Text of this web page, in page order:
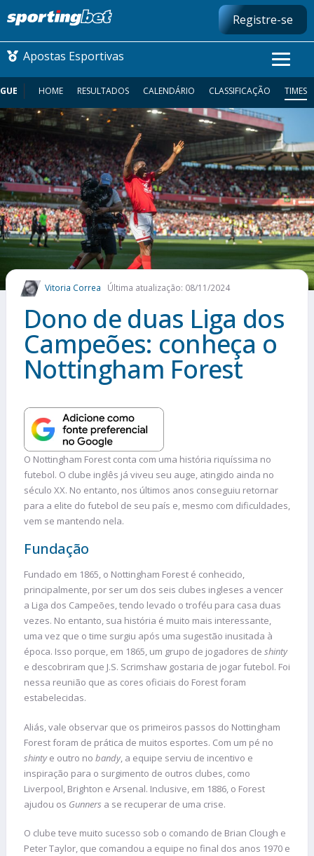
Registre-se
Apostas Esportivas
CONMEBOL LIBERTADORES
FUTEBOL NACIONAL
FUTEBOL INTERNACIONAL
COMO APOSTAR
MAIS ESPORTES
HOME RESULTADOS CALENDÁRIO CLASSIFICAÇÃO TIMES
Vitoria Correa Última atualização: 08/11/2024
Dono de duas Liga dos
Campeões: conheça o
Nottingham Forest
O Nottingham Forest conta com uma história riquíssima no
futebol. O clube inglês já viveu seu auge, atingido ainda no
século XX. No entanto, nos últimos anos conseguiu retornar
para a elite do futebol de seu país e, mesmo com dificuldades,
vem se mantendo nela.
Fundação
Fundado em 1865, o Nottingham Forest é conhecido,
principalmente, por ser um dos seis clubes ingleses a vencer
a Liga dos Campeões, tendo levado o troféu para casa duas
vezes. No entanto, sua história é muito mais interessante,
uma vez que o time surgiu após uma sugestão inusitada à
época. Isso porque, em 1865, um grupo de jogadores de shinty
e descobriram que J.S. Scrimshaw gostaria de jogar futebol. Foi
nessa reunião que as cores oficiais do Forest foram
estabelecidas.
Aliás, vale observar que os primeiros passos do Nottingham
Forest foram de prática de muitos esportes. Com um pé no
shintye outro no bandy, a equipe serviu de incentivo e
inspiração para o surgimento de outros clubes, como
Liverpool, Brighton e Arsenal. Inclusive, em 1886, o Forest
ajudou os Gunners a se recuperar de uma crise.
O clube teve muito sucesso sob o comando de Brian Clough e
Peter Taylor, que comandou a equipe no final dos anos 1970 e